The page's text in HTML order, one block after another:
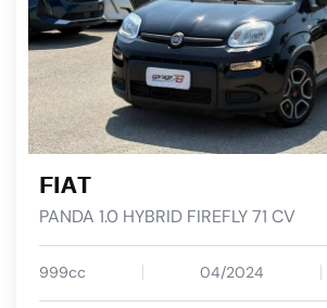
FIAT
PANDA 1.0 HYBRID FIREFLY 71 CV
999cc 04/2024